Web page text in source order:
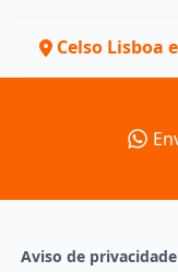
Celso Lisboa
Aviso de privacidade